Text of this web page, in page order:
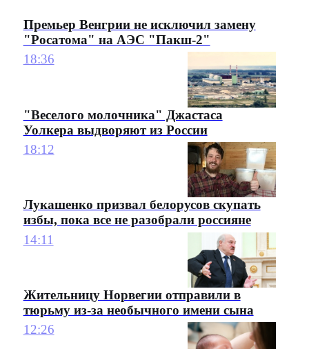
Премьер Венгрии не исключил замену
"Росатома" на АЭС "Пакш-2"
18:36
"Веселого молочника" Джастаса
Уолкера выдворяют из России
18:12
Лукашенко призвал белорусов скупать
избы, пока все не разобрали россияне
14:11
Жительницу Норвегии отправили в
тюрьму из-за необычного имени сына
12:26